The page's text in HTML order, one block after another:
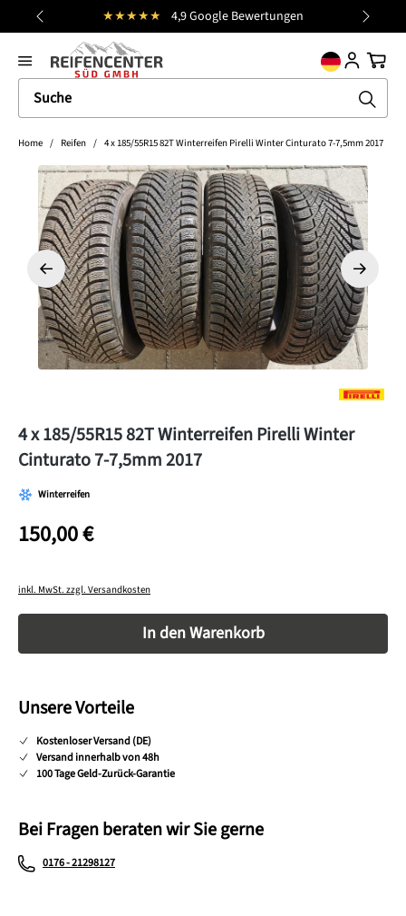
springen★★★★★ 4,9 Google Bewertungen
general.prev
Home / Reifen / 4 x 185/55R15 82T Winterreifen Pirelli Winter Cinturato 7-7,5mm 2017
Bildergalerie überspringen
4 x 185/55R15 82T Winterreifen Pirelli Winter
Cinturato 7-7,5mm 2017
Winterreifen
150,00 €
inkl. MwSt. zzgl. Versandkosten
Produkt Anzahl: Gib den gewünschten Wert
In den Warenkorb
Unsere Vorteile
Kostenloser Versand (DE)
Versand innerhalb von 48h
100 Tage Geld-Zurück-Garantie
Bei Fragen beraten wir Sie gerne
0176 - 21298127